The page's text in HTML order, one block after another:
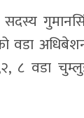
वडा
८ वडा